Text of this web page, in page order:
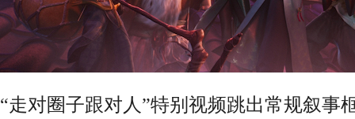
“走对圈子跟对人”特别视频跳出常规叙事